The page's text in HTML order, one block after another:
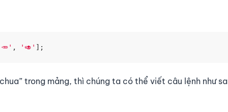
, '🥑' ] ;
trong mảng, thì chúng ta có thể viết câu lệnh như